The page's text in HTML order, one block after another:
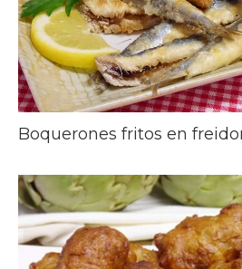
Boquerones fritos en